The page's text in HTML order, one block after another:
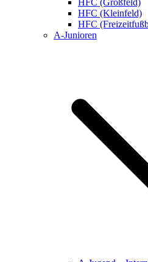
HFC (Großfeld)
HFC (Kleinfeld)
HFC
A-Junioren